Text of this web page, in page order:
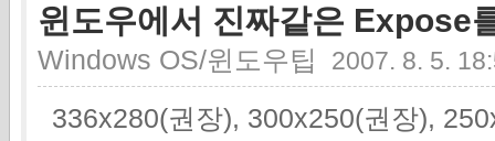
윈도우에서 진짜같은 Expose
Windows OS/윈도우팁 2007. 8. 5.
336x280(권장), 300x250(권장),